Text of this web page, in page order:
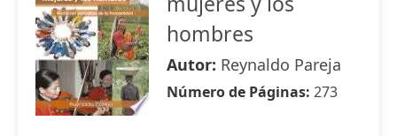
hombres
Autor: Reynaldo Pareja
Número de Páginas: 273